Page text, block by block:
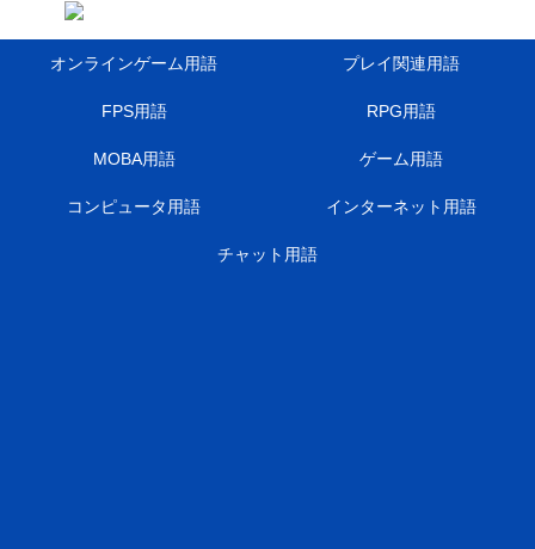
オンラインゲーム用語 プレイ関連用語
FPS用語 RPG用語
MOBA用語 ゲーム用語
コンピュータ用語 インターネット用語
チャット用語